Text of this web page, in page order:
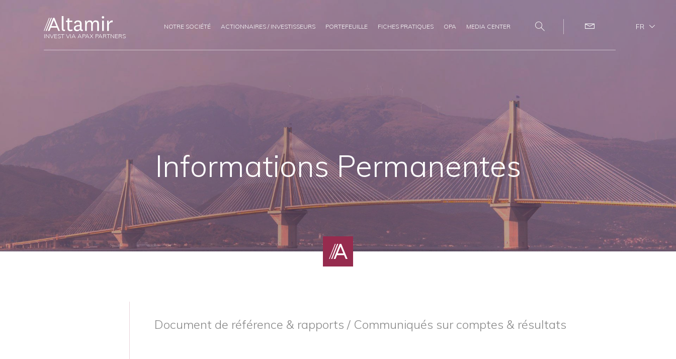
Informations Permanentes
Document de référence & rapports / Communiqués sur comptes & résultats
INVEST VIA APAX PARTNERS
FR
NOTRE SOCIÉTÉ ACTIONNAIRES / INVESTISSEURS PORTEFEUILLE FICHES PRATIQUES OPA MEDIA CENTER Search Contact